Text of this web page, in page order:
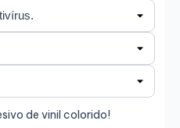
de vinil colorido!